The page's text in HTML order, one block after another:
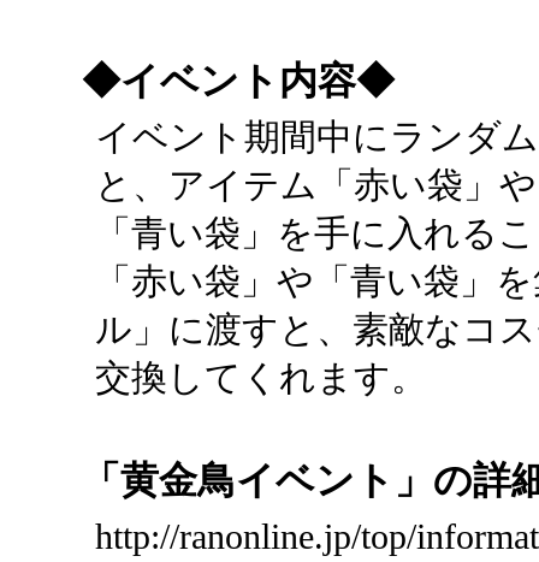
◆イベント内容◆
イベント期間中にランダ
と、アイテム「赤い袋」や
「青い袋」を手に入れる
「赤い袋」や「青い袋」
ル」に渡すと、素敵なコ
交換してくれます。
「黄金鳥イベント」の詳
http://ranonline.jp/top/